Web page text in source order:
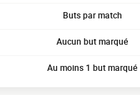
Buts par match
Aucun but marqué
Au moins 1 but marqué